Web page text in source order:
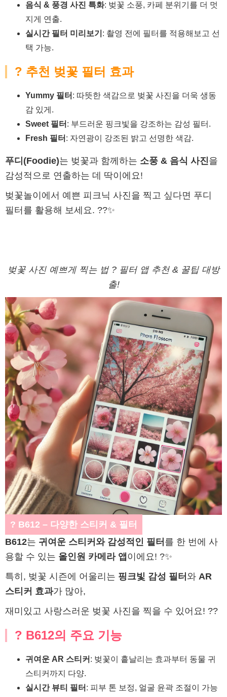
음식 & 풍경 사진 특화: 벚꽃 소풍, 카페 분위기를 더 멋
지게 연출.
실시간 필터 미리보기 : 촬영 전에 필터를 적용해보고 선
택 가능.
? 추천 벚꽃 필터 효과
Yummy 필터 : 따뜻한 색감으로 벚꽃 사진을 더욱 생동
감 있게.
Sweet 필터 : 부드러운 핑크빛을 강조하는 감성 필터.
Fresh 필터 : 자연광이 강조된 밝고 선명한 색감.
푸디(Foodie)는 벚꽃과 함께하는 소풍 & 음식 사진을
감성적으로 연출하는 데 딱이에요!
벚꽃놀이에서 예쁜 피크닉 사진을 찍고 싶다면 푸디
필터를 활용해 보세요. ??✨
벚꽃 사진 예쁘게 찍는 법 ? 필터 앱 추천 & 꿀팁 대방
출!
? B612 – 다양한 스티커 & 필터
B612는 귀여운 스티커와 감성적인 필터 를 한 번에 사
용할 수 있는 올인원 카메라 앱 이에요! ?✨
특히, 벚꽃 시즌에 어울리는 핑크빛 감성 필터 와 AR
스티커 효과가 많아,
재미있고 사랑스러운 벚꽃 사진을 찍을 수 있어요! ??
? B612의 주요 기능
귀여운 AR 스티커 : 벚꽃이 흩날리는 효과부터 동물 귀
스티커까지 다양.
실시간 뷰티 필터 : 피부 톤 보정, 얼굴 윤곽 조절이 가능